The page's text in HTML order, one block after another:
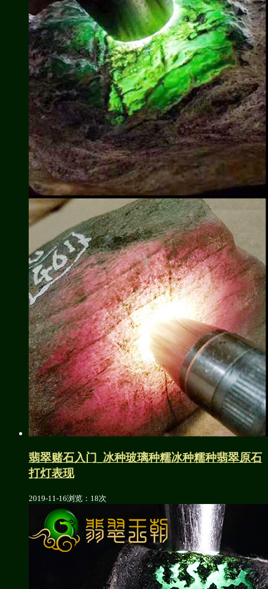
翡翠赌石入门_冰种玻璃种糯冰种糯种翡翠原石
打灯表现
2019-11-16浏览：18次